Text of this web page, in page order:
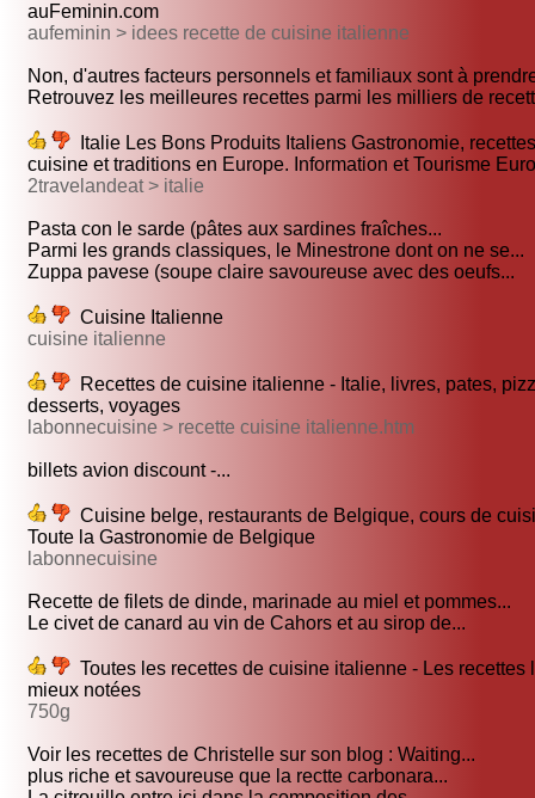
auFeminin.com
aufeminin > idees recette de cuisine italienne
Non, d'autres facteurs personnels et familiaux sont à
Retrouvez les meilleures recettes parmi les milliers de
Italie Les Bons Produits Italiens Gastronomie,
cuisine et traditions en Europe. Information et Tourisme
2travelandeat > italie
Pasta con le sarde (pâtes aux sardines fraîches...
Parmi les grands classiques, le Minestrone dont on ne se...
Zuppa pavese (soupe claire savoureuse avec des oeufs...
Cuisine Italienne
cuisine italienne
Recettes de cuisine italienne - Italie, livres, pates,
desserts, voyages
labonnecuisine > recette cuisine italienne.htm
billets avion discount -...
Cuisine belge, restaurants de Belgique, cours de
Toute la Gastronomie de Belgique
labonnecuisine
Recette de filets de dinde, marinade au miel et pommes...
Le civet de canard au vin de Cahors et au sirop de...
Toutes les recettes de cuisine italienne - Les recettes
mieux notées
750g
Voir les recettes de Christelle sur son blog : Waiting...
plus riche et savoureuse que la rectte carbonara...